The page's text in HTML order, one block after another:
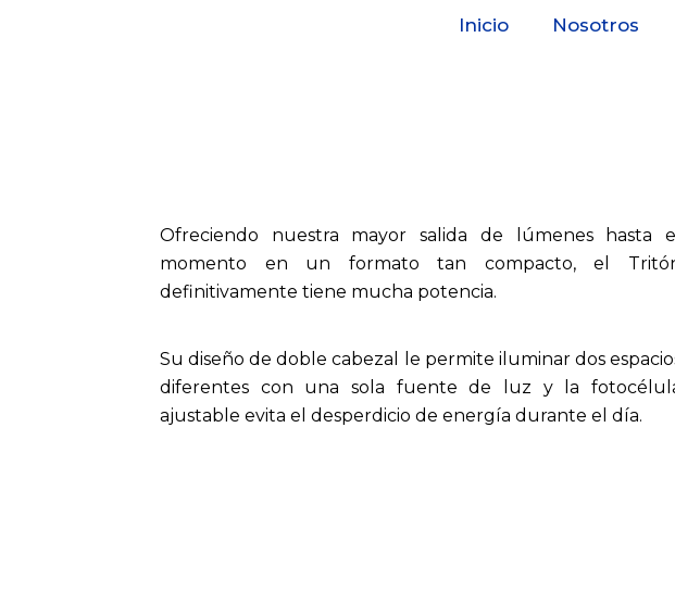
Inicio Nosotros
Ofreciendo nuestra mayor salida de lúmenes hasta el
momento en un formato tan compacto, el
definitivamente tiene mucha potencia.
Su diseño de doble cabezal le permite iluminar dos
diferentes con una sola fuente de luz y la
ajustable evita el desperdicio de energía durante el día.